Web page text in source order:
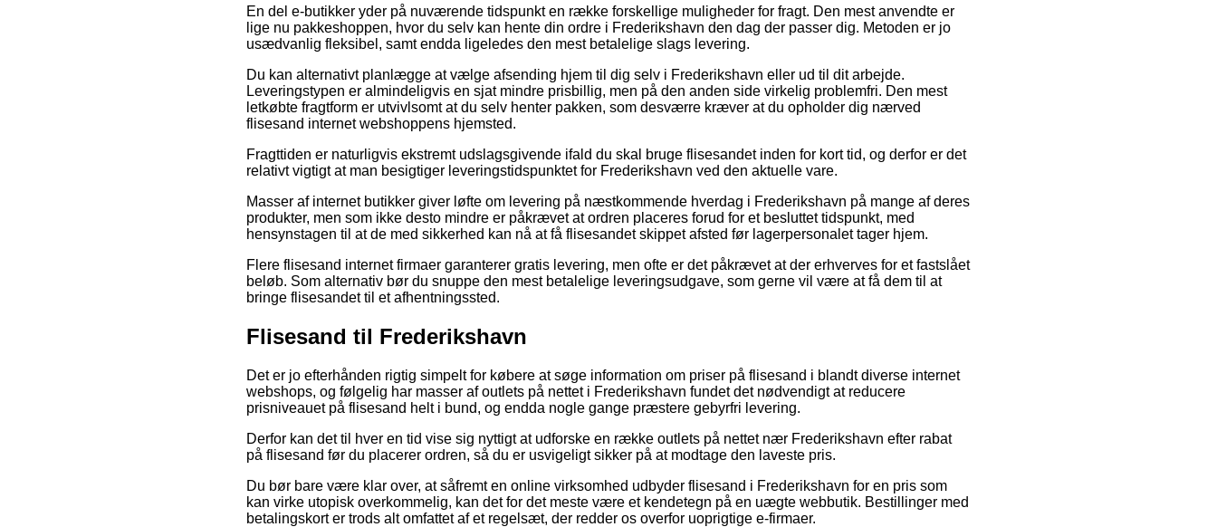
En del e-butikker yder på nuværende tidspunkt en række forskellige muligheder for fragt. Den mest anvendte er
lige nu pakkeshoppen, hvor du selv kan hente din ordre i Frederikshavn den dag der passer dig. Metoden er jo
usædvanlig fleksibel, samt endda ligeledes den mest betalelige slags levering.
Du kan alternativt planlægge at vælge afsending hjem til dig selv i Frederikshavn eller ud til dit arbejde.
Leveringstypen er almindeligvis en sjat mindre prisbillig, men på den anden side virkelig problemfri. Den mest
letkøbte fragtform er utvivlsomt at du selv henter pakken, som desværre kræver at du opholder dig nærved
flisesand internet webshoppens hjemsted.
Fragttiden er naturligvis ekstremt udslagsgivende ifald du skal bruge flisesandet inden for kort tid, og derfor er det
relativt vigtigt at man besigtiger leveringstidspunktet for Frederikshavn ved den aktuelle vare.
Masser af internet butikker giver løfte om levering på næstkommende hverdag i Frederikshavn på mange af deres
produkter, men som ikke desto mindre er påkrævet at ordren placeres forud for et besluttet tidspunkt, med
hensynstagen til at de med sikkerhed kan nå at få flisesandet skippet afsted før lagerpersonalet tager hjem.
Flere flisesand internet firmaer garanterer gratis levering, men ofte er det påkrævet at der erhverves for et fastslået
beløb. Som alternativ bør du snuppe den mest betalelige leveringsudgave, som gerne vil være at få dem til at
bringe flisesandet til et afhentningssted.
Flisesand til Frederikshavn
Det er jo efterhånden rigtig simpelt for købere at søge information om priser på flisesand i blandt diverse internet
webshops, og følgelig har masser af outlets på nettet i Frederikshavn fundet det nødvendigt at reducere
prisniveauet på flisesand helt i bund, og endda nogle gange præstere gebyrfri levering.
Derfor kan det til hver en tid vise sig nyttigt at udforske en række outlets på nettet nær Frederikshavn efter rabat
på flisesand før du placerer ordren, så du er usvigeligt sikker på at modtage den laveste pris.
Du bør bare være klar over, at såfremt en online virksomhed udbyder flisesand i Frederikshavn for en pris som
kan virke utopisk overkommelig, kan det for det meste være et kendetegn på en uægte webbutik. Bestillinger med
betalingskort er trods alt omfattet af et regelsæt, der redder os overfor uoprigtige e-firmaer.